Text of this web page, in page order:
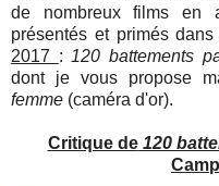
de nombreux films en
présentés et primés
2017 : 120 battements
dont je vous propose
femme (caméra d'or).
Critique de120